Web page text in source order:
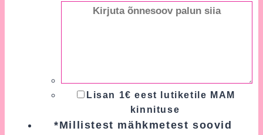
Lisan 1€ eest lutiketile MAM
kinnituse
*Millistest mähkmetest soovid